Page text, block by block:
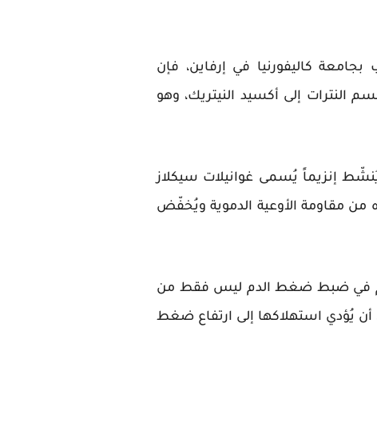
كاليفورنيا في إرفاين، فإن
النترات إلى أكسيد النيتريك، وهو
إنزيماً يُسمى غوانيلات سيكلاز
من مقاومة الأوعية الدموية ويُخفّض
في ضبط ضغط الدم ليس فقط من
أن يُؤدي استهلاكها إلى ارتفاع ضغط